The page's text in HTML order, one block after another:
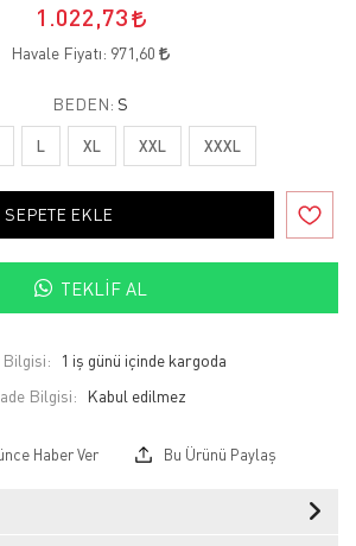
1.022,73
Havale Fiyatı: 971,60
BEDEN: S
L XL XXL XXXL
SEPETE EKLE
TEKLIF AL
1 iş günü içinde kargoda
Bilgisi:
Haber Ver Bu Ürünü Paylaş